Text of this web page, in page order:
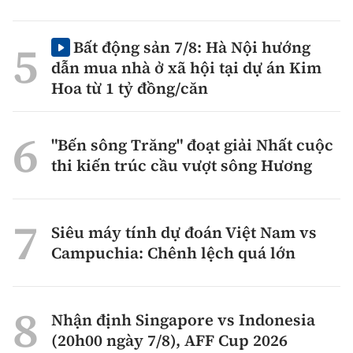
Bất động sản 7/8: Hà Nội hướng
dẫn mua nhà ở xã hội tại dự án Kim
Hoa từ 1 tỷ đồng/căn
"Bến sông Trăng" đoạt giải Nhất cuộc
thi kiến trúc cầu vượt sông Hương
Siêu máy tính dự đoán Việt Nam vs
Campuchia: Chênh lệch quá lớn
Nhận định Singapore vs Indonesia
(20h00 ngày 7/8), AFF Cup 2026